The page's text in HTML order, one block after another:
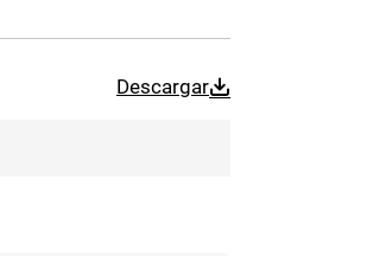
Descargar